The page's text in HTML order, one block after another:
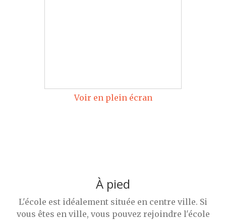
Voir en plein écran
À pied
L'école est idéalement située en centre ville. Si
vous êtes en ville, vous pouvez rejoindre l'école